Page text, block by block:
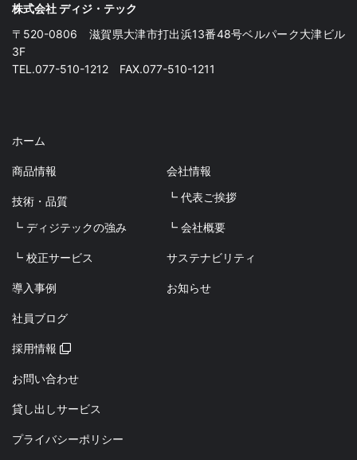
株式会社 ディジ・テック
〒520-0806 滋賀県大津市打出浜13番48号ベルパーク大津ビル
3F
TEL.077-510-1212 FAX.077-510-1211
ホーム
商品情報
技術・品質
┗ ディジテックの強み
┗ 校正サービス
導入事例
会社情報
┗ 代表ご挨拶
┗ 会社概要
サステナビリティ
お知らせ
社員ブログ
採用情報
お問い合わせ
貸し出しサービス
プライバシーポリシー